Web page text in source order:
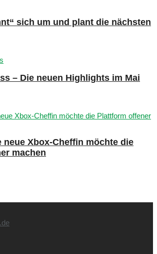
sich um und plant die nächsten
– Die neuen Highlights im Mai
neue Xbox-Cheffin möchte die
machen